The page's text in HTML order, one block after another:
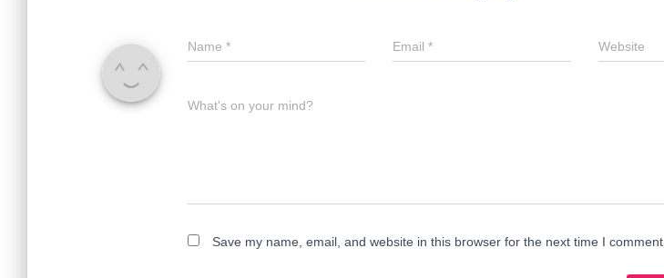
Name * Email* Website
What's on your mind?
Save my name, email, and website in this browser for the next time I comment.